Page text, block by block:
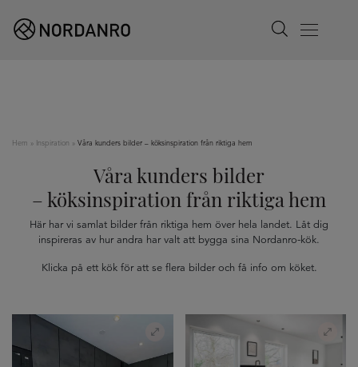
Search
Menu
Hem » Inspiration » Våra kunders bilder – köksinspiration från riktiga hem
Våra kunders bilder
– köksinspiration från riktiga hem
Här har vi samlat bilder från riktiga hem över hela landet. Låt dig
inspireras av hur andra har valt att bygga sina Nordanro-kök.
Klicka på ett kök för att se flera bilder och få info om köket.